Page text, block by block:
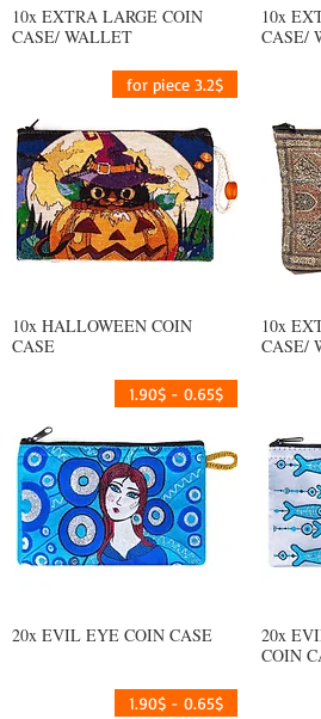
10x
CASE/
العرض السريع
10x EXTRA LARGE COIN
CASE/ WALLET
10x
CASE/
العرض السريع
3.2$ for piece
10x HALLOWEEN COIN
CASE
20x
COIN
العرض السريع
0.65$ - 1.90$
20x EVIL EYE COIN CASE
0.65$ - 1.90$